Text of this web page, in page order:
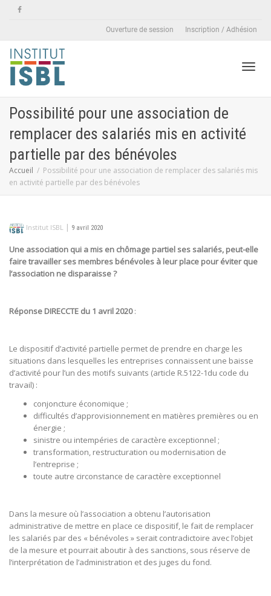
Ouverture de session Inscription / Adhésion
Possibilité pour une association de
remplacer des salariés mis en activité
partielle par des bénévoles
Accueil
Possibilité pour une association de remplacer des salariés mis
en activité partielle par des bénévoles
Institut ISBL | 9 avril 2020
Une association qui a mis en chômage partiel ses salariés, peut-elle
faire travailler ses membres bénévoles à leur place pour éviter que
l’association ne disparaisse ?
Réponse DIRECCTE du 1 avril 2020:
Le dispositif d’activité partielle permet de prendre en charge les
situations dans lesquelles les entreprises connaissent une baisse
d’activité pour l’un des motifs suivants (article R.5122-1du code du
travail) :
conjoncture économique ;
difficultés d’approvisionnement en matières premières ou en
énergie ;
sinistre ou intempéries de caractère exceptionnel ;
transformation, restructuration ou modernisation de
l’entreprise ;
toute autre circonstance de caractère exceptionnel
Dans la mesure où l’association a obtenu l’autorisation
administrative de mettre en place ce dispositif, le fait de remplacer
les salariés par des « bénévoles » serait contradictoire avec l’objet
de la mesure et pourrait aboutir à des sanctions, sous réserve de
l’interprétation de l’administration et des juges du fond.